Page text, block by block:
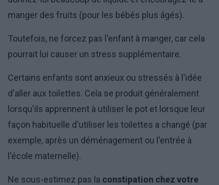
manger des fruits (pour les bébés plus âgés).
Toutefois, ne forcez pas l'enfant à manger, car cela
pourrait lui causer un stress supplémentaire.
Certains enfants sont anxieux ou stressés à l'idée
d'aller aux toilettes. Cela se produit généralement
lorsqu'ils apprennent à utiliser le pot et lorsque leur
façon habituelle d'utiliser les toilettes a changé (par
exemple, après un déménagement ou l'entrée à
l'école maternelle).
Ne sous-estimez pas la constipation chez votre